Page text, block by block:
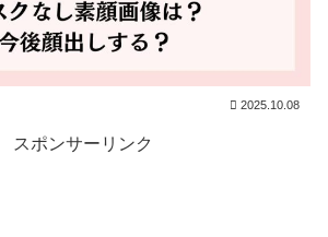
2025.10.08
スポンサーリンク